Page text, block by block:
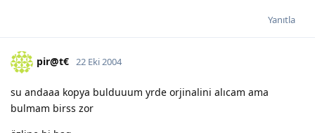
Yanıtla
pir@t€ 22 Eki 2004
su andaaa kopya bulduuum yrde orjinalini alıcam ama
bulmam birss zor